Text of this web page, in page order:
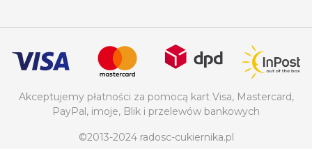
Akceptujemy płatności za pomocą kart Visa, Mastercard,
PayPal, imoje, Blik i przelewów bankowych
©2013-2024 radosc-cukiernika.pl